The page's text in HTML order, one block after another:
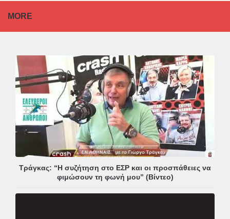
MORE
Τράγκας: “Η συζήτηση στο ΕΣΡ και οι προσπάθειες να
φιμώσουν τη φωνή μου” (Βίντεο)